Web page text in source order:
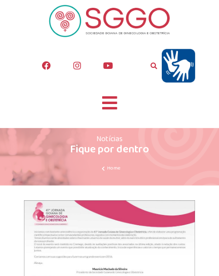
Notícias
Fique por dentro
Home